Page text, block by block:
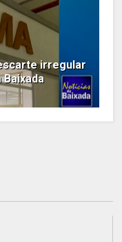
irregular